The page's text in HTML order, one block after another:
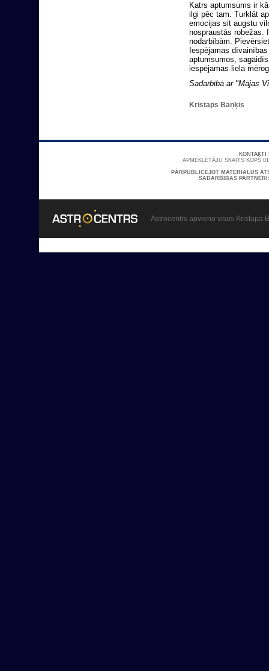
Katrs aptumsums ir
ilgi pēc tam. Turklāt
emocijas sit augstu
nospraustās robežas.
nodarbībām.
Iespējamas
aptumsumos,
iespējamas liela
Sadarbībā ar "Mājas
Kristaps Baņķis
KONTAKTI
APMEKLĒTĀJU SKAITS KOPŠ
PĀRPUBLICĒJOT MATERIĀLUS
SADARBĪBAS
Astrocentrs apvieno visus Kristapa